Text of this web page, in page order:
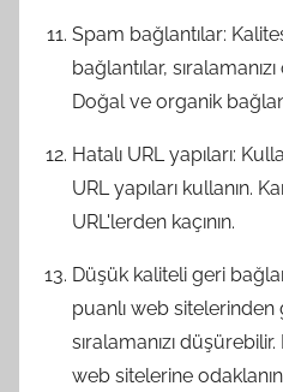
Spam bağlantılar:
bağlantılar,
Doğal ve organik
Hatalı URL yapıları:
URL yapıları kullanın.
URL'lerden kaçının.
Düşük kaliteli geri
puanlı web sitelerinden
sıralamanızı
web sitelerine